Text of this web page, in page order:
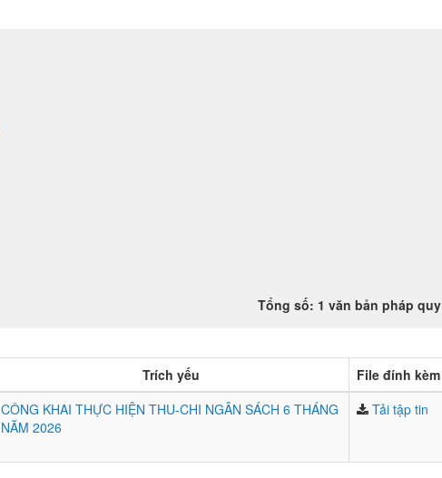
Tổng số: 1 văn bản pháp quy
Trích yếu
File đính kèm
CÔNG KHAI THỰC HIỆN THU-CHI NGÂN SÁCH 6 THÁNG
NĂM 2026
Tải tập tin